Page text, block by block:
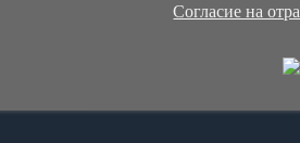
Cогласие на